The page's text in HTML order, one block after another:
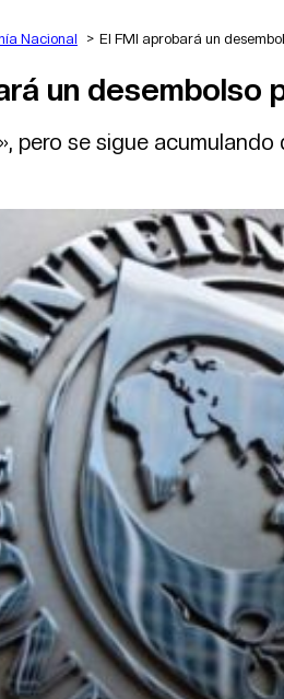
TV
Nacional El FMI aprobará un
un desembolso
pero se sigue